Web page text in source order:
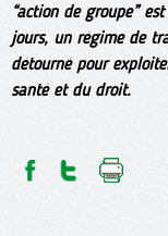
“action de groupe”
jours, un régime de
détourné pour
santé et du droit.